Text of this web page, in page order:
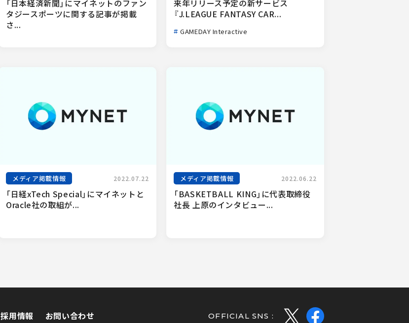
「日本経済新聞」にマイネットのファン
タジースポーツに関する記事が掲載
さ...
来年リリース予定の新サービス
『J.LEAGUE FANTASY CAR...
GAMEDAY Interactive
メディア掲載情報 2022.07.22
「日経xTech Special」にマイネットと
Oracle社の取組が...
メディア掲載情報 2022.06.22
「BASKETBALL KING」に代表取締役
社長 上原のインタビュー...
採用情報
お問い合わせ
OFFICIAL SNS :